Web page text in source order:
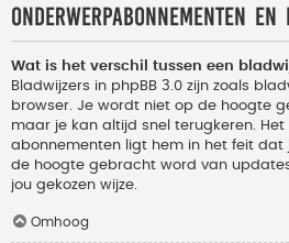
Onderwerpabonnementen
Wat is het verschil tussen een
Bladwijzers in phpBB 3.0 zijn zoals
browser. Je wordt niet op de hoogte
maar je kan altijd snel terugkeren.
abonnementen ligt hem in het feit
de hoogte gebracht word van
jou gekozen wijze.
Omhoog